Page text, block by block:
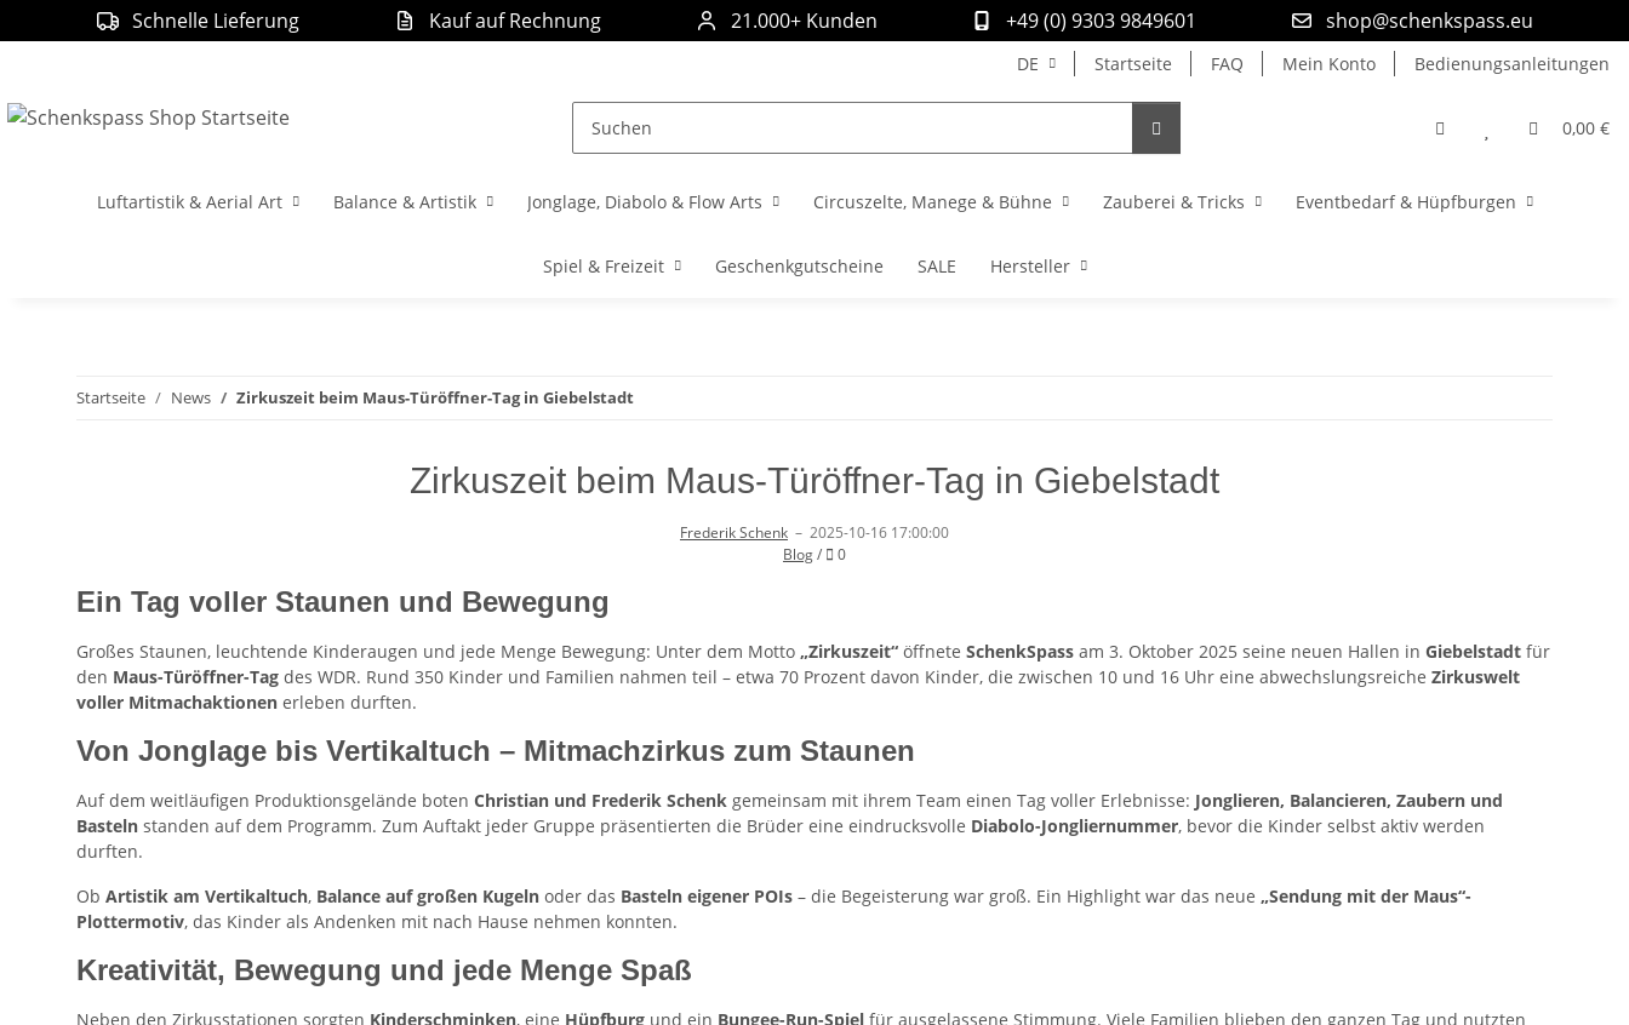
Schnelle Lieferung Kauf auf Rechnung 21.000+ Kunden +49 (0) 9303 9849601 shop@schenkspass.eu
DE Startseite FAQ Mein Konto Bedienungsanleitungen
0,00 €
Luftartistik & Aerial Art Balance & Artistik Jonglage, Diabolo & Flow Arts Circuszelte, Manege & Bühne Zauberei & Tricks Eventbedarf & Hüpfburgen
Spiel & Freizeit Geschenkgutscheine SALE Hersteller
Startseite News Zirkuszeit beim Maus-Türöffner-Tag in Giebelstadt
Zirkuszeit beim Maus-Türöffner-Tag in Giebelstadt
Frederik Schenk – 2025-10-16 17:00:00
Blog/ Kommentare
0
Ein Tag voller Staunen und Bewegung
Großes Staunen, leuchtende Kinderaugen und jede Menge Bewegung: Unter dem Motto „Zirkuszeit“ öffnete SchenkSpass am 3. Oktober 2025 seine neuen Hallen in Giebelstadt für
den Maus-Türöffner-Tag des WDR. Rund 350 Kinder und Familien nahmen teil – etwa 70 Prozent davon Kinder, die zwischen 10 und 16 Uhr eine abwechslungsreiche Zirkuswelt
voller Mitmachaktionen erleben durften.
Von Jonglage bis Vertikaltuch – Mitmachzirkus zum Staunen
Auf dem weitläufigen Produktionsgelände boten Christian und Frederik Schenk gemeinsam mit ihrem Team einen Tag voller Erlebnisse: Jonglieren, Balancieren, Zaubern und
Basteln standen auf dem Programm. Zum Auftakt jeder Gruppe präsentierten die Brüder eine eindrucksvolle Diabolo-Jongliernummer, bevor die Kinder selbst aktiv werden
durften.
Ob Artistik am Vertikaltuch, Balance auf großen Kugeln oder das Basteln eigener POIs – die Begeisterung war groß. Ein Highlight war das neue „Sendung mit der Maus“-
Plottermotiv, das Kinder als Andenken mit nach Hause nehmen konnten.
Kreativität, Bewegung und jede Menge Spaß
Neben den Zirkusstationen sorgten Kinderschminken, eine Hüpfburg und ein Bungee-Run-Spiel für ausgelassene Stimmung. Viele Familien blieben den ganzen Tag und nutzten